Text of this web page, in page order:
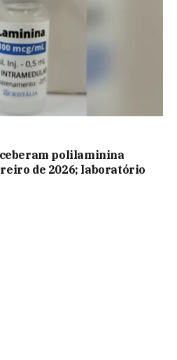
polilaminina
de 2026; laboratório